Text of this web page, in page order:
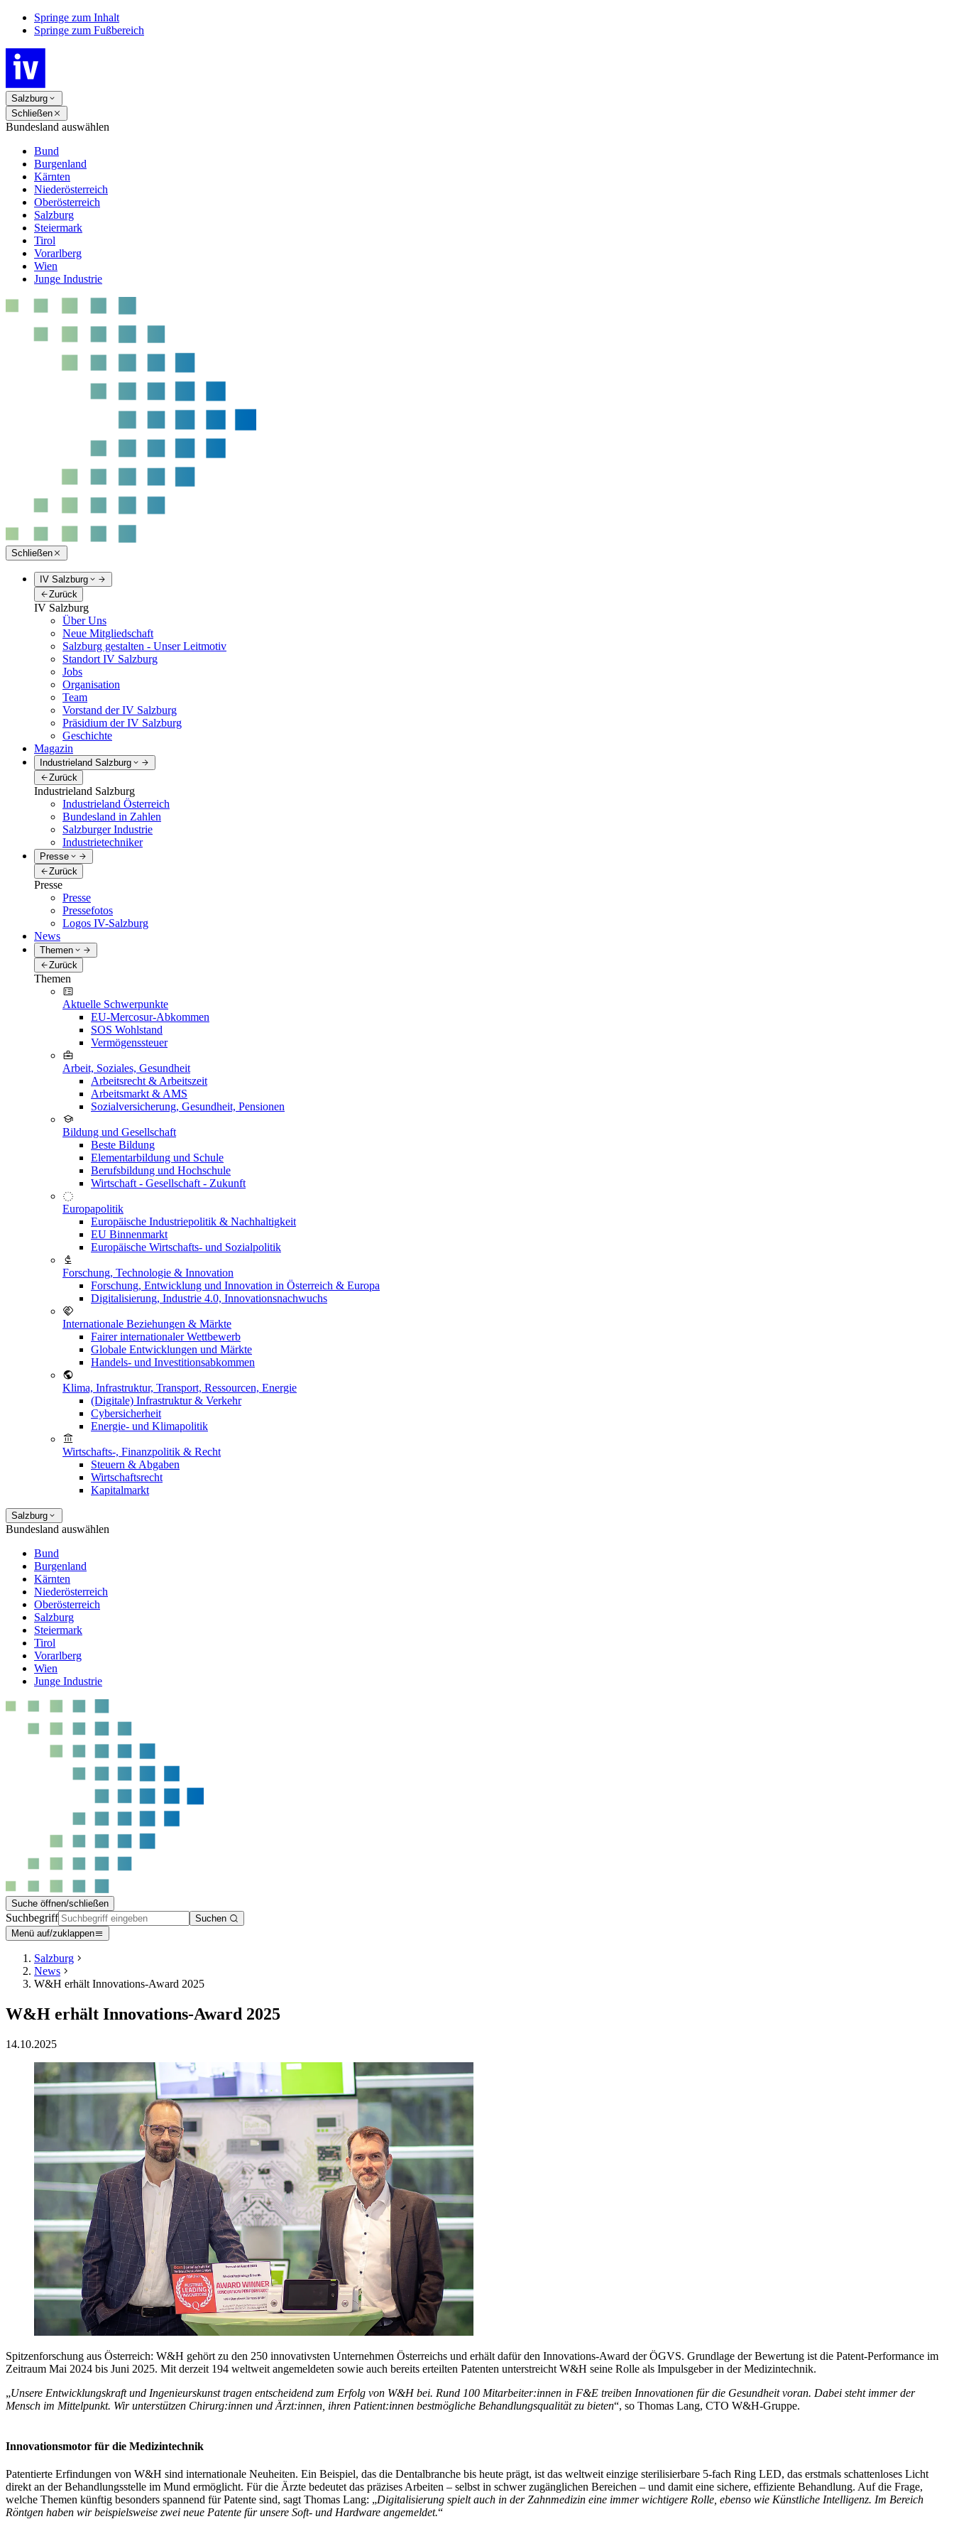
Springe zum Inhalt
Springe zum Fußbereich
Salzburg
Schließen
Bundesland auswählen
Bund
Burgenland
Kärnten
Niederösterreich
Oberösterreich
Salzburg
Steiermark
Tirol
Vorarlberg
Wien
Junge Industrie
Schließen
IV Salzburg
Zurück
IV Salzburg
Über Uns
Neue Mitgliedschaft
Salzburg gestalten - Unser Leitmotiv
Standort IV Salzburg
Jobs
Organisation
Team
Vorstand der IV Salzburg
Präsidium der IV Salzburg
Geschichte
Magazin
Industrieland Salzburg
Zurück
Industrieland Salzburg
Industrieland Österreich
Bundesland in Zahlen
Salzburger Industrie
Industrietechniker
Presse
Zurück
Presse
Presse
Pressefotos
Logos IV-Salzburg
News
Themen
Zurück
Themen
Aktuelle Schwerpunkte
EU-Mercosur-Abkommen
SOS Wohlstand
Vermögenssteuer
Arbeit, Soziales, Gesundheit
Arbeitsrecht & Arbeitszeit
Arbeitsmarkt & AMS
Sozialversicherung, Gesundheit, Pensionen
Bildung und Gesellschaft
Beste Bildung
Elementarbildung und Schule
Berufsbildung und Hochschule
Wirtschaft - Gesellschaft - Zukunft
Europapolitik
Europäische Industriepolitik & Nachhaltigkeit
EU Binnenmarkt
Europäische Wirtschafts- und Sozialpolitik
Forschung, Technologie & Innovation
Forschung, Entwicklung und Innovation in Österreich & Europa
Digitalisierung, Industrie 4.0, Innovationsnachwuchs
Internationale Beziehungen & Märkte
Fairer internationaler Wettbewerb
Globale Entwicklungen und Märkte
Handels- und Investitionsabkommen
Klima, Infrastruktur, Transport, Ressourcen, Energie
(Digitale) Infrastruktur & Verkehr
Cybersicherheit
Energie- und Klimapolitik
Wirtschafts-, Finanzpolitik & Recht
Steuern & Abgaben
Wirtschaftsrecht
Kapitalmarkt
Salzburg
Bundesland auswählen
Bund
Burgenland
Kärnten
Niederösterreich
Oberösterreich
Salzburg
Steiermark
Tirol
Vorarlberg
Wien
Junge Industrie
Suche öffnen/schließen
Suchbegriff
Suchen
Menü auf/zuklappen
Salzburg
News
W&H erhält Innovations-Award 2025
W&H erhält Innovations-Award 2025
14.10.2025
Spitzenforschung aus Österreich: W&H gehört zu den 250 innovativsten Unternehmen Österreichs und erhält dafür den Innovations-Award der ÖGVS. Grundlage der Bewertung ist die Patent-Performance im
Zeitraum Mai 2024 bis Juni 2025. Mit derzeit 194 weltweit angemeldeten sowie auch bereits erteilten Patenten unterstreicht W&H seine Rolle als Impulsgeber in der Medizintechnik.
„Unsere Entwicklungskraft und Ingenieurskunst tragen entscheidend zum Erfolg von W&H bei. Rund 100 Mitarbeiter:innen in F&E treiben Innovationen für die Gesundheit voran. Dabei steht immer der
Mensch im Mittelpunkt. Wir unterstützen Chirurg:innen und Ärzt:innen, ihren Patient:innen bestmögliche Behandlungsqualität zu bieten“, so Thomas Lang, CTO W&H-Gruppe.
Innovationsmotor für die Medizintechnik
Patentierte Erfindungen von W&H sind internationale Neuheiten. Ein Beispiel, das die Dentalbranche bis heute prägt, ist das weltweit einzige sterilisierbare 5-fach Ring LED, das erstmals schattenloses Licht
direkt an der Behandlungsstelle im Mund ermöglicht. Für die Ärzte bedeutet das präzises Arbeiten – selbst in schwer zugänglichen Bereichen – und damit eine sichere, effiziente Behandlung. Auf die Frage,
welche Themen künftig besonders spannend für Patente sind, sagt Thomas Lang: „Digitalisierung spielt auch in der Zahnmedizin eine immer wichtigere Rolle, ebenso wie Künstliche Intelligenz. Im Bereich
Röntgen haben wir beispielsweise zwei neue Patente für unsere Soft- und Hardware angemeldet.“